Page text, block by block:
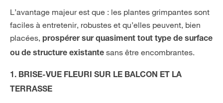
L’avantage majeur est que : les plantes grimpantes sont
faciles à entretenir, robustes et qu’elles peuvent, bien
placées, prospérer sur quasiment tout type de surface
ou de structure existante sans être encombrantes.
1. BRISE-VUE FLEURI SUR LE BALCON ET LA
TERRASSE